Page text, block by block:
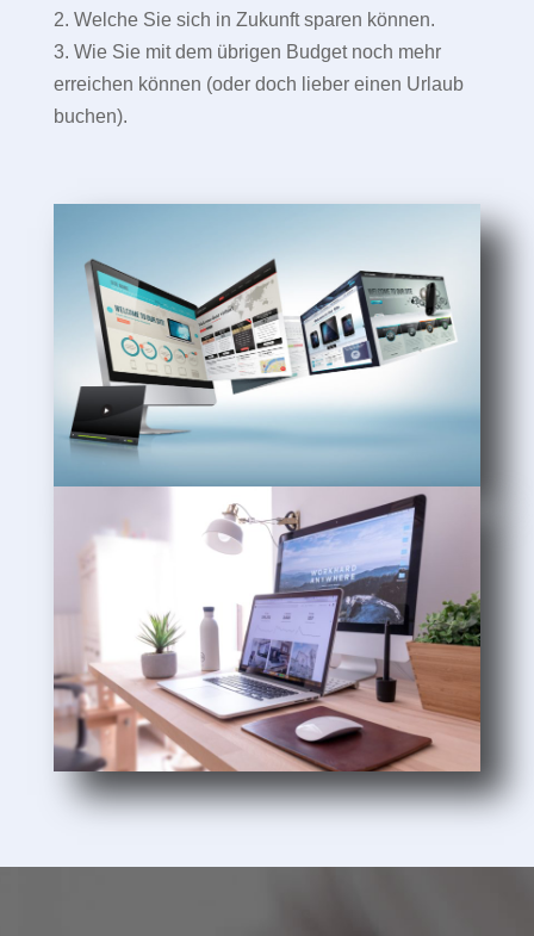
2. Welche Sie sich in Zukunft sparen können.
3. Wie Sie mit dem übrigen Budget noch mehr
erreichen können (oder doch lieber einen Urlaub
buchen).